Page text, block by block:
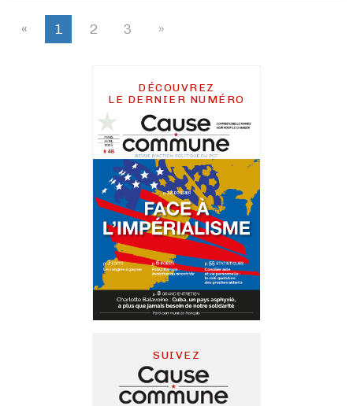
« 1 2 3 »
DÉCOUVREZ
LE DERNIER NUMÉRO
SUIVEZ